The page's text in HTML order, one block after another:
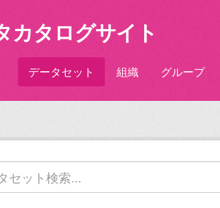
カタログサイト
データセット 組織 グループ